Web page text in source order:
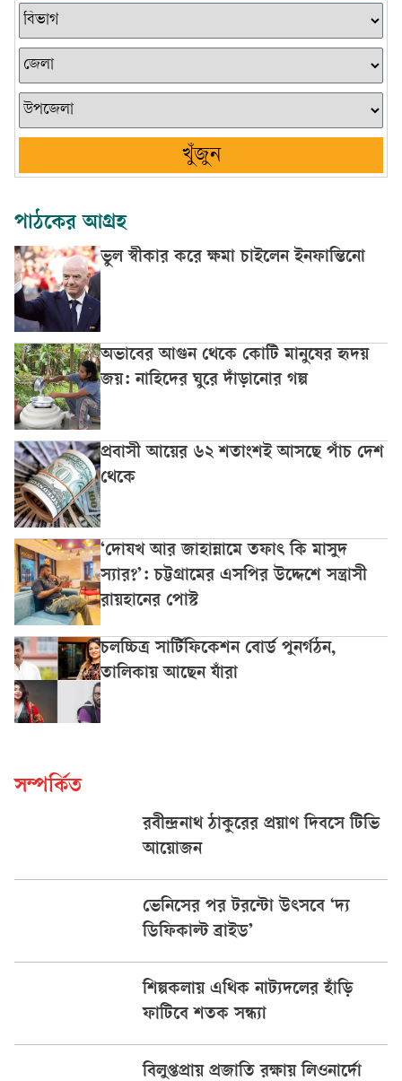
খুঁজুন
পাঠকের আগ্রহ
ভুল স্বীকার করে ক্ষমা চাইলেন ইনফান্তিনো
অভাবের আগুন থেকে কোটি মানুষের হৃদয়
জয়: নাহিদের ঘুরে দাঁড়ানোর গল্প
প্রবাসী আয়ের ৬২ শতাংশই আসছে পাঁচ দেশ
থেকে
‘দোযখ আর জাহান্নামে তফাৎ কি মাসুদ
স্যার?’: চট্টগ্রামের এসপির উদ্দেশে সন্ত্রাসী
রায়হানের পোস্ট
চলচ্চিত্র সার্টিফিকেশন বোর্ড পুনর্গঠন,
তালিকায় আছেন যাঁরা
সম্পর্কিত
রবীন্দ্রনাথ ঠাকুরের প্রয়াণ দিবসে টিভি
আয়োজন
ভেনিসের পর টরন্টো উৎসবে ‘দ্য
ডিফিকাল্ট ব্রাইড’
শিল্পকলায় এথিক নাট্যদলের হাঁড়ি
ফাটিবে শতক সন্ধ্যা
বিলুপ্তপ্রায় প্রজাতি রক্ষায় লিওনার্দো